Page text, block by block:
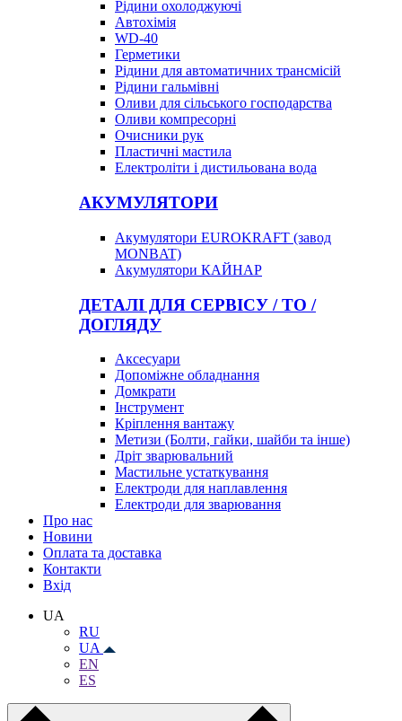
Рідини охолоджуючі
Автохімія
WD-40
Герметики
Рідини для автоматичних трансмісій
Рідини гальмівні
Оливи для сільського господарства
Оливи компресорні
Очисники рук
Пластичні мастила
Електроліти і дистильована вода
АКУМУЛЯТОРИ
Акумулятори EUROKRAFT (завод
MONBAT)
Акумулятори КАЙНАР
ДЕТАЛІ ДЛЯ СЕРВІСУ / ТО /
ДОГЛЯДУ
Аксесуари
Допоміжне обладнання
Домкрати
Інструмент
Кріплення вантажу
Метизи (Болти, гайки, шайби та інше)
Дріт зварювальний
Мастильне устаткування
Електроди для наплавлення
Електроди для зварювання
Про нас
Новини
Оплата та доставка
Контакти
Вхiд
UA
RU
UA
EN
ES